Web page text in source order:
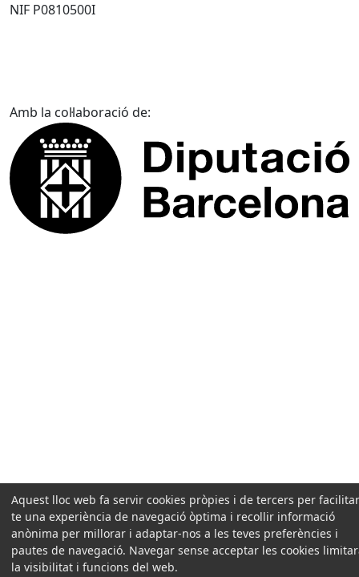
NIF P0810500I
Amb la col·laboració de:
Aquest lloc web fa servir cookies pròpies i de tercers per
te una experiència de navegació òptima i recollir informació
anònima per millorar i adaptar-nos a les teves preferències i
pautes de navegació. Navegar sense acceptar les cookies
la visibilitat i funcions del web.